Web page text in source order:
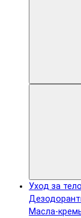
Уход за
Масла-